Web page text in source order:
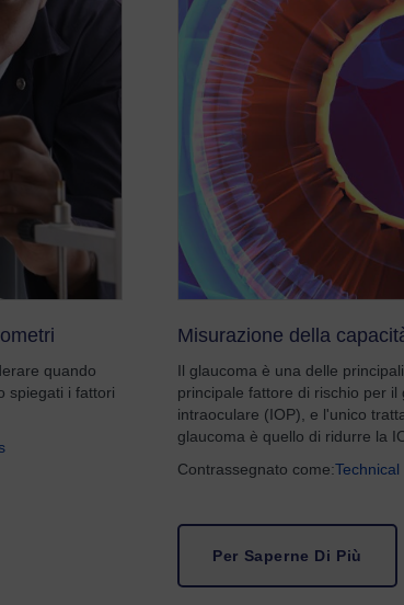
quando
spiegati i fattori
Misurazione della
Il glaucoma è una delle
principale fattore di rischio per
intraoculare (IOP), e l'unico
glaucoma è quello di ridurre la
Contrassegnato come:
Per Saperne Di Più